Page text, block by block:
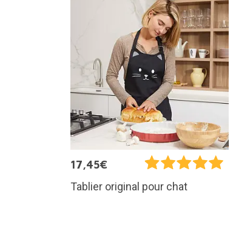
17,45€
Tablier original pour chat